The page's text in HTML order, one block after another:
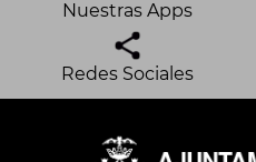
Nuestras Apps
Redes Sociales